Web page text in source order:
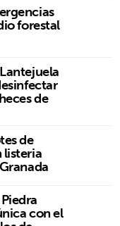
forestal
de
de
con el